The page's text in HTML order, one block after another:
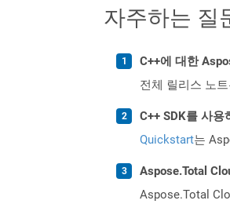
자주하는 질
C++에 대한
전체 릴리스 노
C++ SDK를 사
Quickstart는
Aspose.Total
Aspose.Total